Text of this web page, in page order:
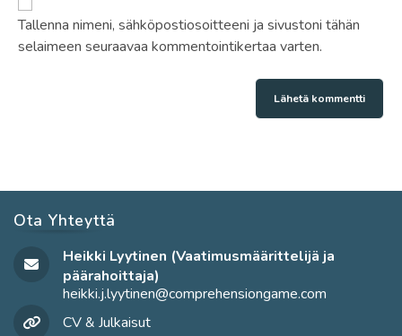
(valinnainen)
Tallenna nimeni, sähköpostiosoitteeni ja sivustoni tähän
selaimeen seuraavaa kommentointikertaa varten.
Ota Yhteyttä
Heikki Lyytinen (Vaatimusmäärittelijä ja
päärahoittaja)
heikki.j.lyytinen@comprehensiongame.com
CV & Julkaisut